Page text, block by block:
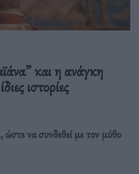
και η ανάγκη
ιστορίες
να συνδεθεί με τον μύθο